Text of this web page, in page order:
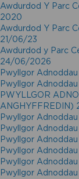
Awdurdod Y Parc
2020
Awdurdod Y Parc
21/06/23
Awdurdod y Parc
24/06/2026
Pwyllgor
Pwyllgor
PWYLLGOR
ANGHYFFREDIN)
Pwyllgor
Pwyllgor
Pwyllgor
Pwyllgor
Pwyllgor
Pwyllgor Adnoddau